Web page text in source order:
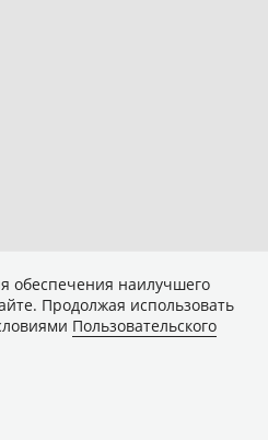
обеспечения наилучшего
Продолжая использовать
Пользовательского